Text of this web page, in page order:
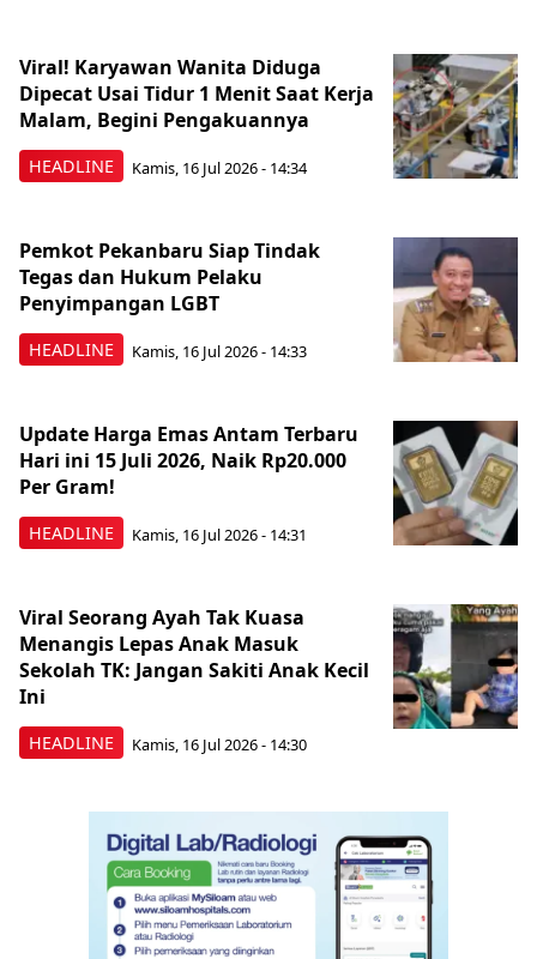
HEADLINE
Viral! Karyawan Wanita Diduga
Dipecat Usai Tidur 1 Menit Saat Kerja
Malam, Begini Pengakuannya
Kamis, 16 Jul 2026 - 14:34
HEADLINE
Pemkot Pekanbaru Siap Tindak
Tegas dan Hukum Pelaku
Penyimpangan LGBT
Kamis, 16 Jul 2026 - 14:33
HEADLINE
Update Harga Emas Antam Terbaru
Hari ini 15 Juli 2026, Naik Rp20.000
Per Gram!
Kamis, 16 Jul 2026 - 14:31
HEADLINE
Viral Seorang Ayah Tak Kuasa
Menangis Lepas Anak Masuk
Sekolah TK: Jangan Sakiti Anak Kecil
Ini
Kamis, 16 Jul 2026 - 14:30